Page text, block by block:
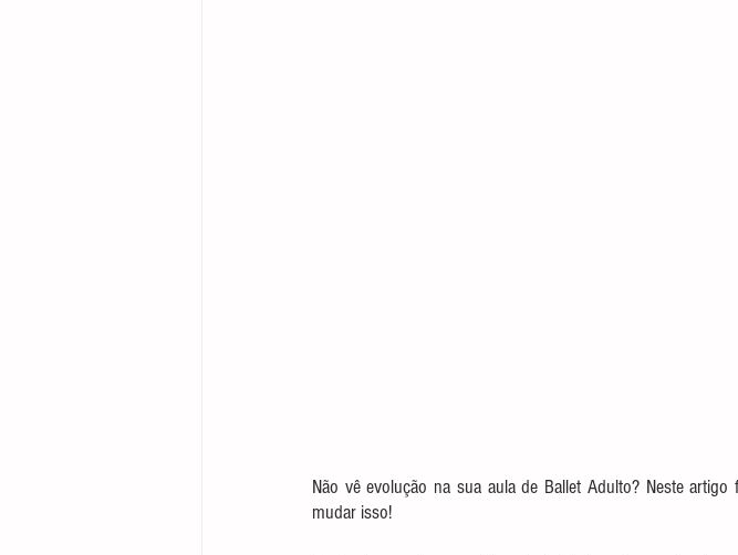
Não vê evolução na sua aula de Ballet Adulto? Neste
mudar isso!